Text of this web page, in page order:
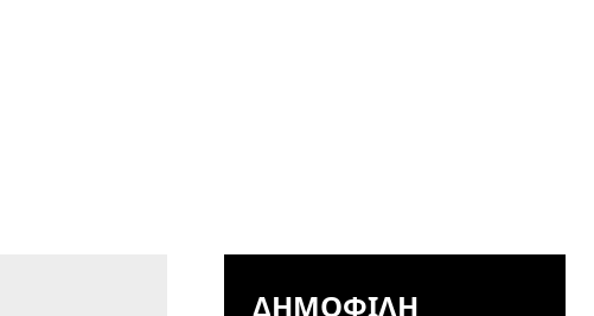
ΔΗΜΟΦΙΛΉ